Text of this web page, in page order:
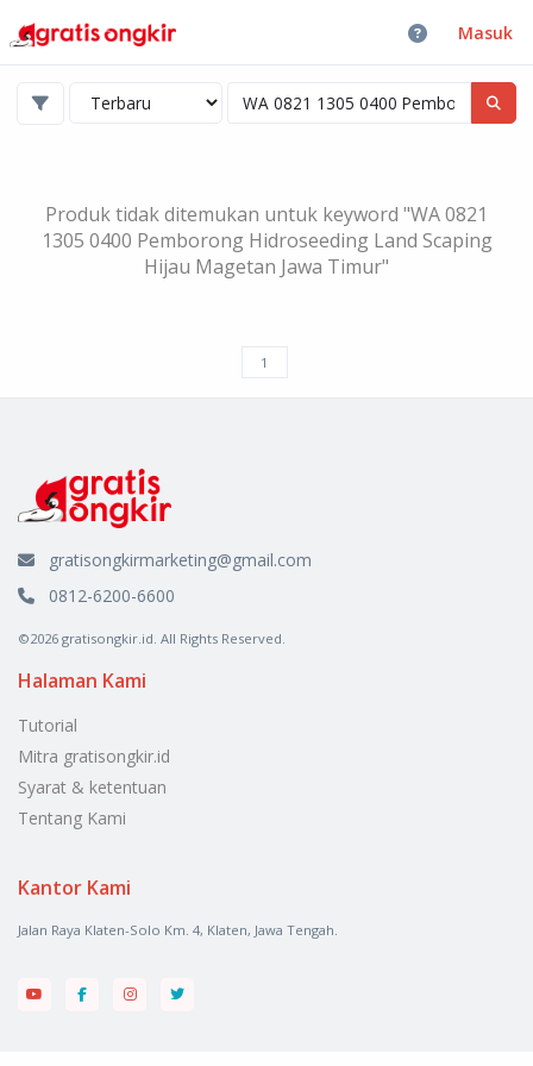
Masuk
Produk tidak ditemukan untuk keyword "WA 0821
1305 0400 Pemborong Hidroseeding Land Scaping
Hijau Magetan Jawa Timur"
gratisongkirmarketing@gmail.com
0812-6200-6600
©2026 gratisongkir.id. All Rights Reserved.
Halaman Kami
Tutorial
Mitra gratisongkir.id
Syarat & ketentuan
Tentang Kami
Kantor Kami
Jalan Raya Klaten-Solo Km. 4, Klaten, Jawa Tengah.